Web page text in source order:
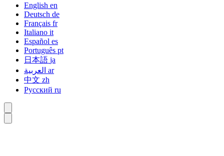
English en
Deutsch de
Français fr
Italiano it
Español es
Português pt
日本語 ja
ar
中文 zh
Русский ru